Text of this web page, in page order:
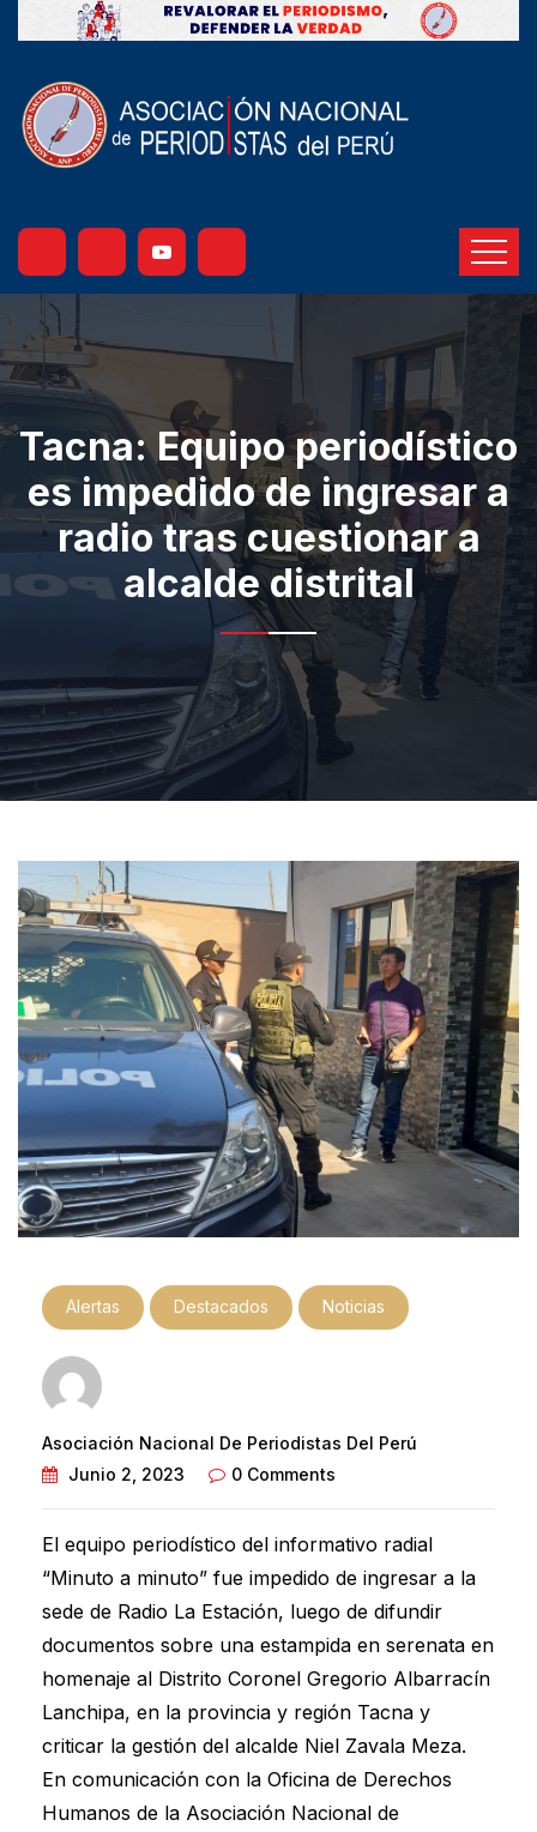
Tacna: Equipo periodístico
es impedido de ingresar a
radio tras cuestionar a
alcalde distrital
Alertas Destacados Noticias
Asociación Nacional De Periodistas Del Perú
Junio 2, 2023
0 Comments
El equipo periodístico del informativo radial
“Minuto a minuto” fue impedido de ingresar a la
sede de Radio La Estación, luego de difundir
documentos sobre una estampida en serenata en
homenaje al Distrito Coronel Gregorio Albarracín
Lanchipa, en la provincia y región Tacna y
criticar la gestión del alcalde Niel Zavala Meza.
En comunicación con la Oficina de Derechos
Humanos de la Asociación Nacional de